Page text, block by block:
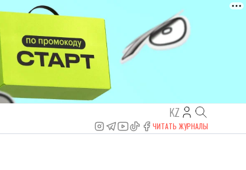
KZ
ЧИТАТЬ ЖУРНАЛЫ